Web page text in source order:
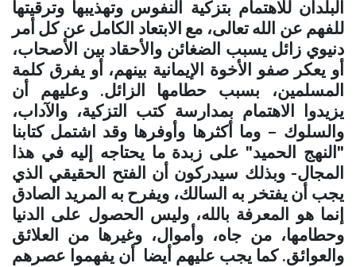
البلدان للاهتمام بتزكية النفوس وتهذيبها وترقيتها
للفهم عن الله تعالى، مع الابتعاد الكامل عن كل أمر
دنيوي زائل يسبب الضغائن والأحقاد بين الأصحاب،
أو يعكر صفو الأخوة الإيمانية بينهم، أو يفرق كلمة
المسلمين، بسبب حطامها الزائل. وعليهم أن
يزيدوا الاهتمام بمدارسة كتب التزكية، والآداب،
والسلوك – وما أكثرها وأوفرها وقد اشتمل كتابنا
"النهج الحميد" على زبدة ما يحتاجه إليه في هذا
المجال- وبذلك سيدركون أن الفتح الحقيقي الذي
يجب أن يفتخر به السالك، ويفرح به المريد الصادق
إنما هو المعرفة بالله، وليس الحصول على الدنيا
وحطامها، من جاه، وأموال، وغيرها من العلائق
والعوائق. كما يجب عليهم أيضا أن يفهموا عصرهم